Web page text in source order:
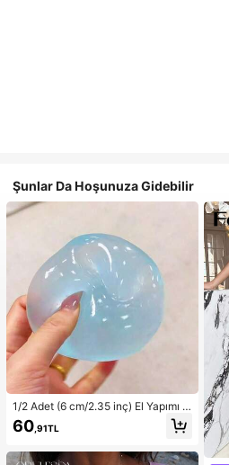
Şunlar Da Hoşunuza Gidebilir
1/2 Adet (6 cm/2.35 inç) El Yapımı Y
avaş Geri Esneyen Mavi/Pembe Yu
muşak Sıkma Topu, Stres Azaltıcı O
Hediyesi, Sevimli ve Eğlenceli Hedi
60 ,91TL